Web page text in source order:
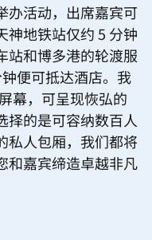
办活动，出席嘉宾可
神地铁站仅约 5 分钟
站和博多港的轮渡服
便可抵达酒店。我
幕，可呈现恢弘的
择的是可容纳数百人
私人包厢，我们都将
和嘉宾缔造卓越非凡